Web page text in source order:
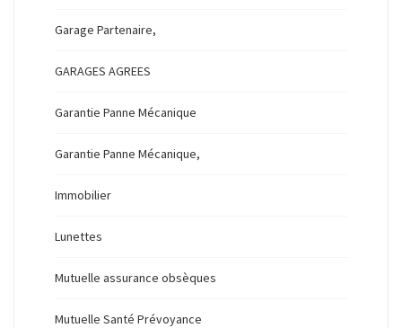
Garage Partenaire,
GARAGES AGREES
Garantie Panne Mécanique
Garantie Panne Mécanique,
Immobilier
Lunettes
Mutuelle assurance obsèques
Mutuelle Santé Prévoyance